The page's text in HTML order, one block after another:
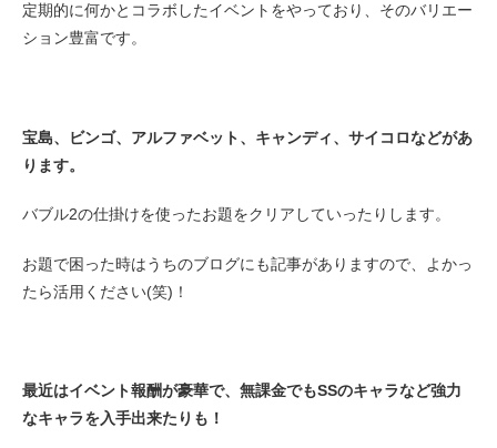
定期的に何かとコラボしたイベントをやっており、そのバリエー
ション豊富です。
宝島、ビンゴ、アルファベット、キャンディ、サイコロなどがあ
ります。
バブル2の仕掛けを使ったお題をクリアしていったりします。
お題で困った時はうちのブログにも記事がありますので、よかっ
たら活用ください(笑)！
最近はイベント報酬が豪華で、無課金でもSSのキャラなど強力
なキャラを入手出来たりも！